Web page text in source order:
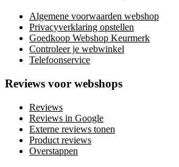
Algemene voorwaarden webshop
Privacyverklaring opstellen
Goedkoop Webshop Keurmerk
Controleer je webwinkel
Telefoonservice
Reviews voor webshops
Reviews
Reviews in Google
Externe reviews tonen
Product reviews
Overstappen